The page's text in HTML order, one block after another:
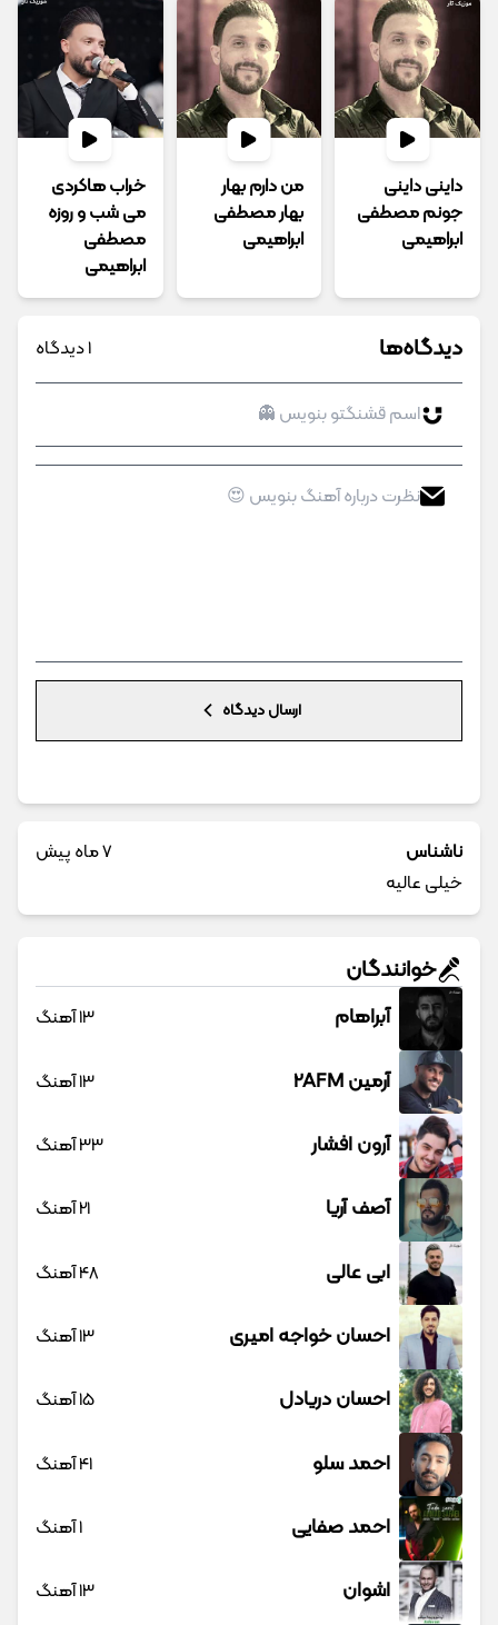
داینی داینی
جونم مصطفی
ابراهیمی
من دارم بهار
بهار مصطفی
ابراهیمی
خراب هاکردی
می شب و روزه
مصطفی
ابراهیمی
دیدگاه‌ها 1 دیدگاه
ارسال دیدگاه
ناشناس
7 ماه پیش
خیلی عالیه
خوانندگان
آبراهام 13 آهنگ
آرمین 2AFM 13 آهنگ
آرون افشار 33 آهنگ
آصف آریا 21 آهنگ
ابی عالی 48 آهنگ
احسان خواجه امیری 13 آهنگ
احسان دریادل 15 آهنگ
احمد سلو 41 آهنگ
احمد صفایی 1 آهنگ
اشوان 13 آهنگ